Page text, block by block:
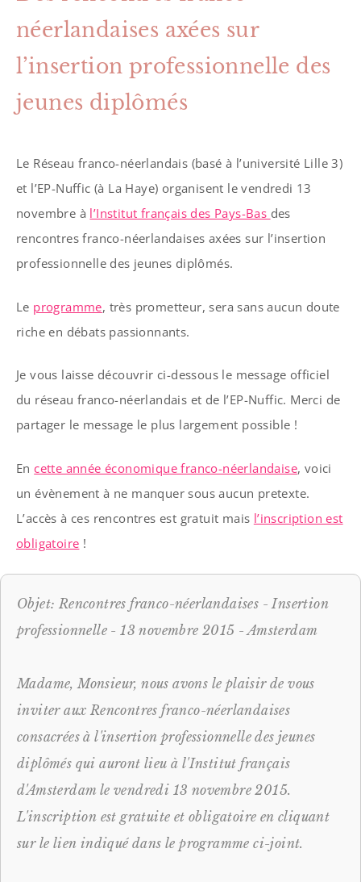
néerlandaises axées sur
l’insertion professionnelle des
jeunes diplômés
Le Réseau franco-néerlandais (basé à l’université Lille 3)
et l’EP-Nuffic (à La Haye) organisent le vendredi 13
novembre à l’Institut français des Pays-Bas des
rencontres franco-néerlandaises axées sur l’insertion
professionnelle des jeunes diplômés.
Le programme, très prometteur, sera sans aucun doute
riche en débats passionnants.
Je vous laisse découvrir ci-dessous le message officiel
du réseau franco-néerlandais et de l’EP-Nuffic. Merci de
partager le message le plus largement possible !
Encette année économique franco-néerlandaise, voici
un évènement à ne manquer sous aucun pretexte.
L’accès à ces rencontres est gratuit mais l’inscription est
obligatoire !
Objet: Rencontres franco-néerlandaises - Insertion
professionnelle - 13 novembre 2015 - Amsterdam
Madame, Monsieur, nous avons le plaisir de vous
inviter aux Rencontres franco-néerlandaises
consacrées à l'insertion professionnelle des jeunes
diplômés qui auront lieu à l'Institut français
d'Amsterdam le vendredi 13 novembre 2015.
L'inscription est gratuite et obligatoire en cliquant
sur le lien indiqué dans le programme ci-joint.